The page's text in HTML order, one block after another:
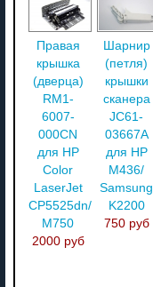
Правая
крышка
(дверца)
RM1-
6007-
000CN
для HP
Color
LaserJet
CP5525dn/
M750
2000 руб
Шарнир
(петля)
крышки
сканера
JC61-
03667A
для HP
M436/
Samsung
K2200
750 руб